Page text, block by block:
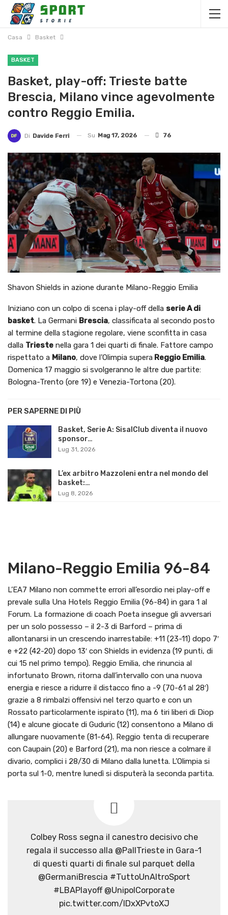
Casa Basket
BASKET
Basket, play-off: Trieste batte
Brescia, Milano vince agevolmente
contro Reggio Emilia.
Di Davide Ferri Su Mag 17, 2026 76
Shavon Shields in azione durante Milano-Reggio Emilia
Iniziano con un colpo di scena i play-off della serie A di
basket. La Germani Brescia, classificata al secondo posto
al termine della stagione regolare, viene sconfitta in casa
dalla Trieste nella gara 1 dei quarti di finale. Fattore campo
rispettato a Milano, dove l’Olimpia supera Reggio Emilia.
Domenica 17 maggio si svolgeranno le altre due partite:
Bologna-Trento (ore 19) e Venezia-Tortona (20).
PER SAPERNE DI PIÙ
Basket, Serie A: SisalClub diventa il nuovo
sponsor…
Lug 31, 2026
L’ex arbitro Mazzoleni entra nel mondo del
basket:…
Lug 8, 2026
Milano-Reggio Emilia 96-84
L’EA7 Milano non commette errori all’esordio nei play-off e
prevale sulla Una Hotels Reggio Emilia (96-84) in gara 1 al
Forum. La formazione di coach Poeta insegue gli avversari
per un solo possesso – il 2-3 di Barford – prima di
allontanarsi in un crescendo inarrestabile: +11 (23-11) dopo 7′
e +22 (42-20) dopo 13′ con Shields in evidenza (19 punti, di
cui 15 nel primo tempo). Reggio Emilia, che rinuncia al
infortunato Brown, ritorna dall’intervallo con una nuova
energia e riesce a ridurre il distacco fino a -9 (70-61 al 28′)
grazie a 8 rimbalzi offensivi nel terzo quarto e con un
Rossato particolarmente ispirato (11), ma 6 tiri liberi di Diop
(14) e alcune giocate di Guduric (12) consentono a Milano di
allungare nuovamente (81-64). Reggio tenta di recuperare
con Caupain (20) e Barford (21), ma non riesce a colmare il
divario, complici i 28/30 di Milano dalla lunetta. L’Olimpia si
porta sul 1-0, mentre lunedì si disputerà la seconda partita.
Colbey Ross segna il canestro decisivo che
regala il successo alla @PallTrieste in Gara-1
di questi quarti di finale sul parquet della
@GermaniBrescia #TuttoUnAltroSport
#LBAPlayoff @UnipolCorporate
pic.twitter.com/lDxXPvtoXJ